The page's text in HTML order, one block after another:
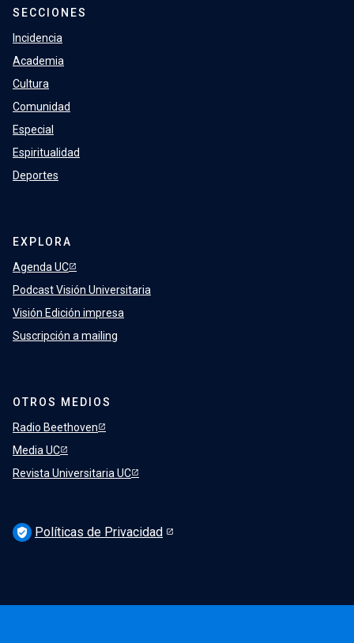
SECCIONES
Incidencia
Academia
Cultura
Comunidad
Especial
Espiritualidad
Deportes
EXPLORA
Agenda UC
Podcast Visión Universitaria
Visión Edición impresa
Suscripción a mailing
OTROS MEDIOS
Radio Beethoven
Media UC
Revista Universitaria UC
verified_user Políticas de Privacidad